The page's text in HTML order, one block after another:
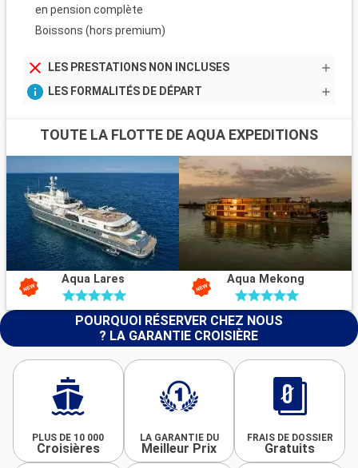
en pension complète
Boissons (hors premium)
LES PRESTATIONS NON INCLUSES
LES FORMALITÉS DE DÉPART
TOUTE LA FLOTTE DE AQUA EXPEDITIONS
Aqua Lares Aqua Mekong
POURQUOI RÉSERVER CHEZ NOUS
? LA GARANTIE CROISIÈRE
PLUS DE 10 000
Croisières
LA GARANTIE DU
Meilleur Prix
FRAIS DE DOSSIER
Gratuits